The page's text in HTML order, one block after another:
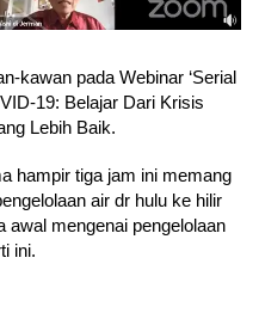
kawan pada Webinar ‘Serial
19: Belajar Dari Krisis
Lebih Baik.
hampir tiga jam ini memang
air dr hulu ke hilir
awal mengenai pengelolaan
ini.